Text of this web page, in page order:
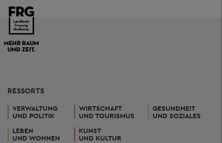
RESSORTS
VERWALTUNG
UND POLITIK
WIRTSCHAFT
UND TOURISMUS
GESUNDHEIT
UND SOZIALES
LEBEN
UND WOHNEN
KUNST
UND KULTUR